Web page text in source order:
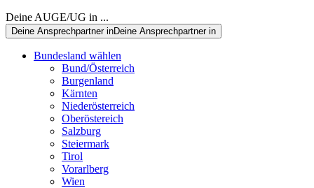
Deine AUGE/UG in ...
Deine Ansprechpartner inDeine Ansprechpartner in
Bundesland wählen
Bund/Österreich
Burgenland
Kärnten
Niederösterreich
Oberöstereich
Salzburg
Steiermark
Tirol
Vorarlberg
Wien